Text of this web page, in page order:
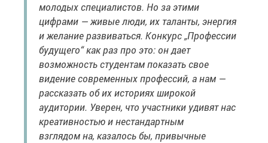
молодых специалистов. Но за этими
цифрами — живые люди, их таланты, энергия
и желание развиваться. Конкурс „Профессии
будущего“ как раз про это: он дает
возможность студентам показать свое
видение современных профессий, а нам —
рассказать об их историях широкой
аудитории. Уверен, что участники удивят нас
креативностью и нестандартным
взглядом на, казалось бы, привычные